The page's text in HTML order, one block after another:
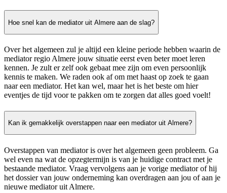
Hoe snel kan de mediator uit Almere aan de slag?
Over het algemeen zul je altijd een kleine periode hebben waarin de
mediator regio Almere jouw situatie eerst even beter moet leren
kennen. Je zult er zelf ook gebaat mee zijn om even persoonlijk
kennis te maken. We raden ook af om met haast op zoek te gaan
naar een mediator. Het kan wel, maar het is het beste om hier
eventjes de tijd voor te pakken om te zorgen dat alles goed voelt!
Kan ik gemakkelijk overstappen naar een mediator uit Almere?
Overstappen van mediator is over het algemeen geen probleem. Ga
wel even na wat de opzegtermijn is van je huidige contract met je
bestaande mediator. Vraag vervolgens aan je vorige mediator of hij
het dossier van jouw onderneming kan overdragen aan jou of aan je
nieuwe mediator uit Almere.